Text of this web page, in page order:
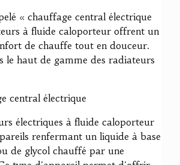
« chauffage central électrique
à fluide caloporteur offrent un
de chauffe tout en douceur.
le haut de gamme des radiateurs
central électrique
électriques à fluide caloporteur
renfermant un liquide à base
de glycol chauffé par une